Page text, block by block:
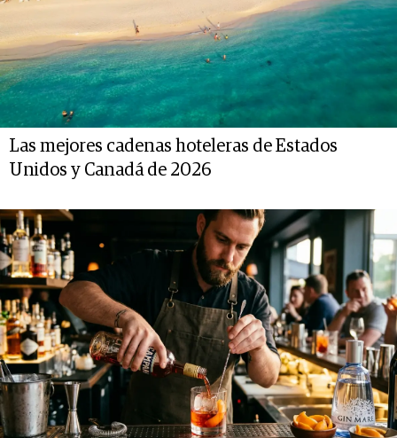
Las mejores cadenas hoteleras de Estados
Unidos y Canadá de 2026